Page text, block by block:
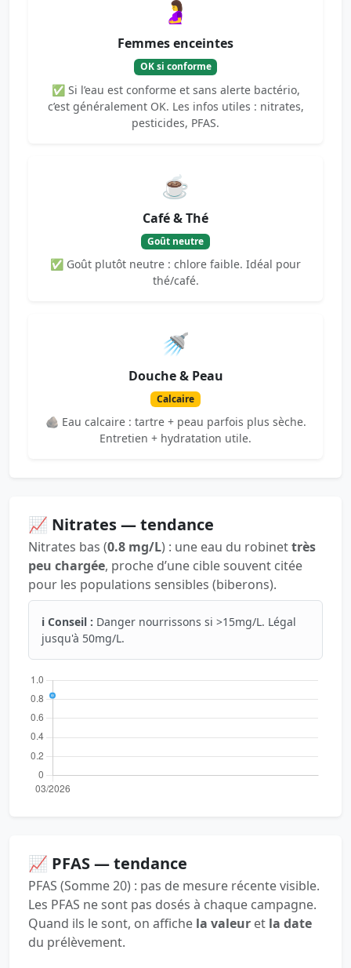
🤰
Femmes enceintes
OK si conforme
✅ Si l’eau est conforme et sans alerte bactério,
c’est généralement OK. Les infos utiles : nitrates,
pesticides, PFAS.
☕
Café & Thé
Goût neutre
✅ Goût plutôt neutre : chlore faible. Idéal pour
thé/café.
🚿
Douche & Peau
Calcaire
🪨 Eau calcaire : tartre + peau parfois plus sèche.
Entretien + hydratation utile.
📈 Nitrates — tendance
Nitrates bas (0.8 mg/L) : une eau du robinettrès
peu chargée, proche d’une cible souvent citée
pour les populations sensibles (biberons).
ℹ️ Conseil : Danger nourrissons si >15mg/L. Légal
jusqu'à 50mg/L.
📈 PFAS — tendance
PFAS (Somme 20) : pas de mesure récente visible.
Les PFAS ne sont pas dosés à chaque campagne.
Quand ils le sont, on affiche la valeur et la date
du prélèvement.